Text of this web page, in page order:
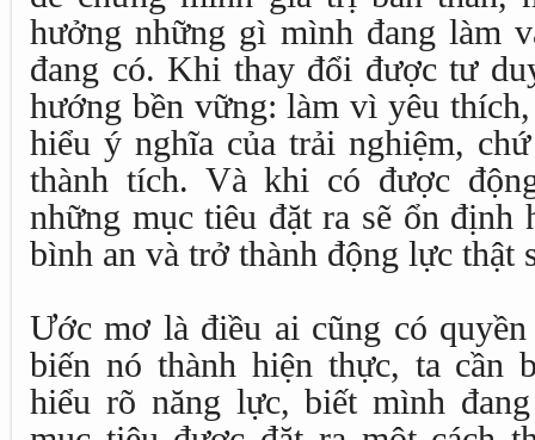
hưởng những gì mình đang làm
đang có. Khi thay đổi được tư
hướng bền vững: làm vì yêu
hiểu ý nghĩa của trải nghiệm,
thành tích. Và khi có được
những mục tiêu đặt ra sẽ ổn định
bình an và trở thành động lực thật
Ước mơ là điều ai cũng có
biến nó thành hiện thực, ta cần
hiểu rõ năng lực, biết mình